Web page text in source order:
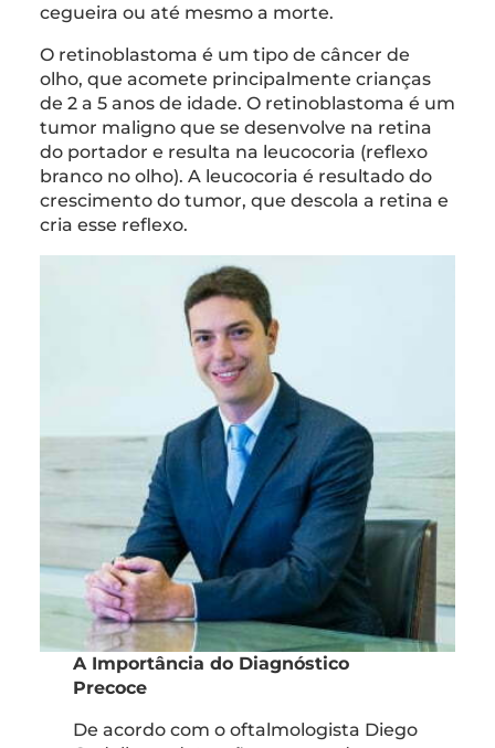
cegueira ou até mesmo a morte.
O retinoblastoma é um tipo de câncer de
olho, que acomete principalmente crianças
de 2 a 5 anos de idade. O retinoblastoma é um
tumor maligno que se desenvolve na retina
do portador e resulta na leucocoria (reflexo
branco no olho). A leucocoria é resultado do
crescimento do tumor, que descola a retina e
cria esse reflexo.
A Importância do Diagnóstico
Precoce
De acordo com o oftalmologista Diego